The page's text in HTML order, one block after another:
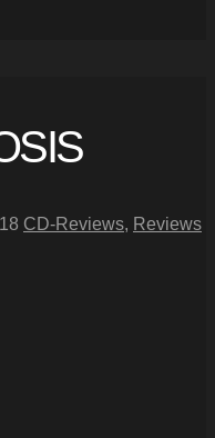
CD-Reviews, Reviews